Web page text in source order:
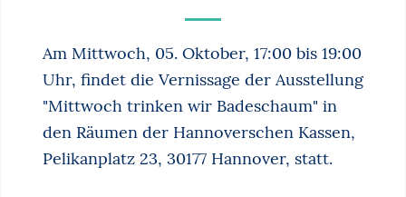
Am Mittwoch, 05. Oktober, 17:00 bis 19:00
Uhr, findet die Vernissage der Ausstellung
"Mittwoch trinken wir Badeschaum" in
den Räumen der Hannoverschen Kassen,
Pelikanplatz 23, 30177 Hannover, statt.